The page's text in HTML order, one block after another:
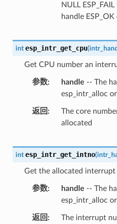
NULL
handle
int esp_intr_get_cpu(
Get CPU number an
参数 handle -- The
esp_intr_alloc
返回
The core
allocated
int esp_intr_get_intno(
Get the allocated
参数 handle -- The
esp_intr_alloc
返回 The interrupt